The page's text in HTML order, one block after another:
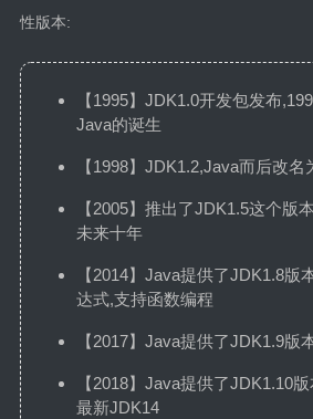
性版本:
【1995】JDK1.0开发包发布
Java的诞生
【1998】JDK1.2,Java而后改名
【2005】推出了JDK1.5这个版
未来十年
【2014】Java提供了JDK1.8版
达式,支持函数编程
【2017】Java提供了JDK1.9版
【2018】Java提供了JDK1.10
最新JDK14
食万卷
小食记
说说
时间线